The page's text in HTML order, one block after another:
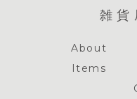
雑貨
About
Items